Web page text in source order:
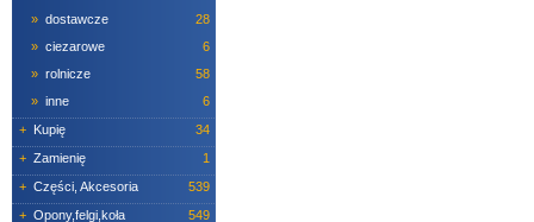
» dostawcze
28
» ciezarowe
6
» rolnicze
58
» inne
6
+ Kupię
34
+ Zamienię
1
+ Części, Akcesoria
539
+ Opony,felgi,koła 549